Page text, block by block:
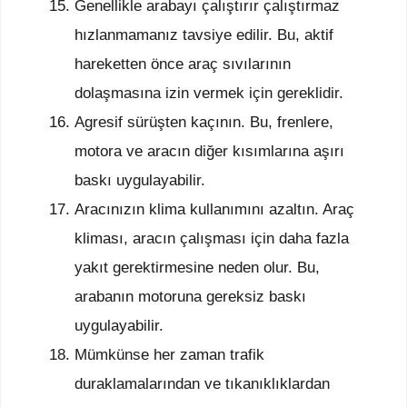
Genellikle arabayı çalıştırır çalıştırmaz
hızlanmamanız tavsiye edilir. Bu, aktif
hareketten önce araç sıvılarının
dolaşmasına izin vermek için gereklidir.
Agresif sürüşten kaçının. Bu, frenlere,
motora ve aracın diğer kısımlarına aşırı
baskı uygulayabilir.
Aracınızın klima kullanımını azaltın. Araç
kliması, aracın çalışması için daha fazla
yakıt gerektirmesine neden olur. Bu,
arabanın motoruna gereksiz baskı
uygulayabilir.
Mümkünse her zaman trafik
duraklamalarından ve tıkanıklıklardan